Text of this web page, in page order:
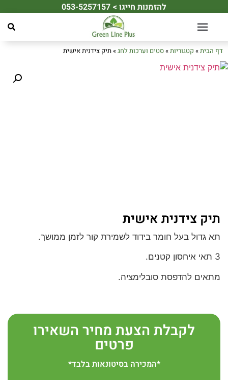
להזמנות חייגו > 053-5257157
דף הבית» קטגוריות»סטים וערכות לחג»תיק צידנית אישית
תיק צידנית אישית
תא גדול בעל חומר בידוד לשמירת קור לזמן ממושך.
3 תאי איחסון קטנים.
מתאים להדפסת סובלימציה.
לקבלת הצעת מחיר השאירו
פרטים
*המכירה בסיטונאות בלבד*